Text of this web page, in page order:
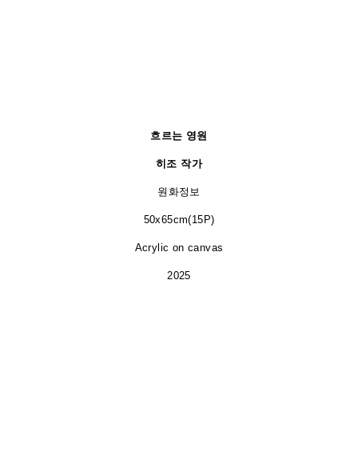
흐르는 영원
히조 작가
원화정보
50x65cm(15P)
Acrylic on canvas
2025